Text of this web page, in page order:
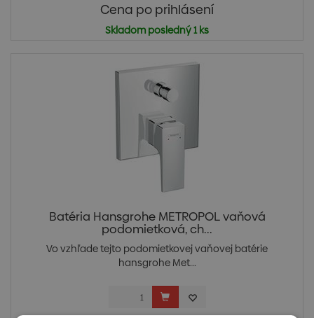
Cena po prihlásení
Skladom posledný 1 ks
Batéria Hansgrohe METROPOL vaňová
podomietková, ch...
Vo vzhľade tejto podomietkovej vaňovej batérie
hansgrohe Met...